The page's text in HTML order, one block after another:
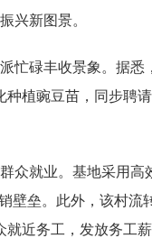
兴新图景。
忙碌丰收景象。据悉
植豌豆苗，同步聘
众就业。基地采用
壁垒。此外，该村流
近务工，发放务工